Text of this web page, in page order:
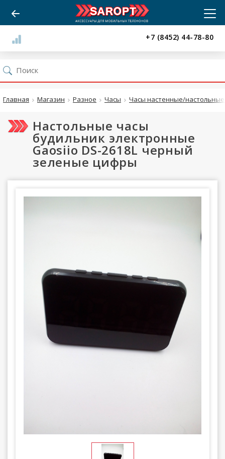
+7 (8452) 44-78-80
Главная Магазин Разное Часы Часы настенные/
Настольные часы
будильник электронные
Gaosiio DS-2618L черный
зеленые цифры